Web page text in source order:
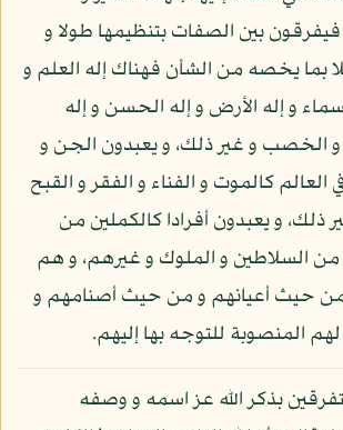
فيفرقون بين الصفات بتنظيمها طولا و
بما يخصه من الشأن فهناك إله العلم و
و إله الأرض و إله الحسن و إله
و الخصب و غير ذلك، و يعبدون الجن و
كالموت و الفناء و الفقر و القبح
ذلك، و يعبدون أفرادا كالكملين من
من السلاطين و الملوك و غيرهم، و هم
حيث أعيانهم و من حيث أصنامهم و
المنصوبة للتوجه بها إليهم.
بذكر الله عز اسمه و وصفه